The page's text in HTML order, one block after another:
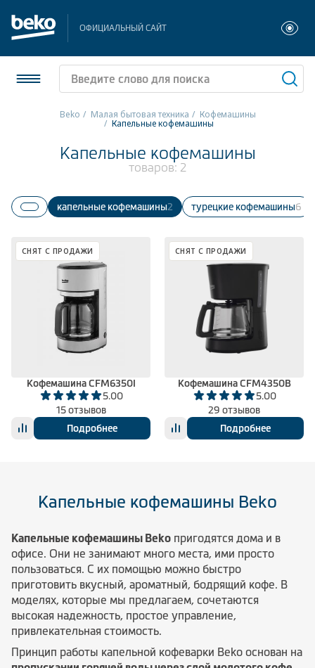
ОФИЦИАЛЬНЫЙ САЙТ
Стиральные и сушильные машины
Посудомоечные машины
Встраиваемая техника
Малая бытовая техника
Климатическая техника
Сравнить
Beko Малая бытовая техника Кофемашины
Капельные кофемашины
Капельные кофемашины
товаров: 2
Капельные кофемашины2 Турецкие кофемашины6
СНЯТ С ПРОДАЖИ
Кофемашина CFM6350I
5.00
15 отзывов
Подробнее
СНЯТ С ПРОДАЖИ
Кофемашина CFM4350B
5.00
29 отзывов
Подробнее
Капельные кофемашины Beko
Капельные кофемашины Beko пригодятся дома и в
офисе. Они не занимают много места, ими просто
пользоваться. С их помощью можно быстро
приготовить вкусный, ароматный, бодрящий кофе. В
моделях, которые мы предлагаем, сочетаются
высокая надежность, простое управление,
привлекательная стоимость.
Принцип работы капельной кофеварки Beko основан на